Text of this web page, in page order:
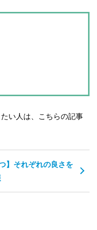
い人は、こちらの記事
】それぞれの良さを